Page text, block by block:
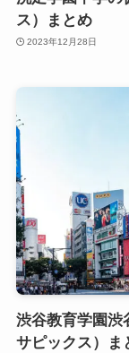
ス）まとめ
2023年12月28日
渋谷教育学園渋
サピックス）ま